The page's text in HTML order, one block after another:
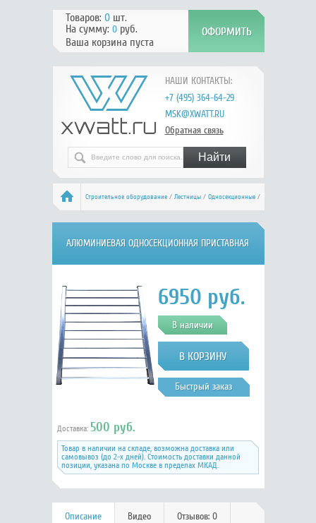
НАШИ КОНТАКТЫ:
+7 (495) 364-64-29
MSK@XWATT.RU
Обратная связь
Товаров: 0шт.
На сумму: 0руб.
Ваша корзина пуста
Строительное оборудование/ Лестницы/ Односекционные/
Алюмет НК1 5109
АЛЮМИНИЕВАЯ ОДНОСЕКЦИОННАЯ ПРИСТАВНАЯ
ЛЕСТНИЦА, ШИРОКАЯ СТУПЕНЬ. 1*9 АЛЮМЕТ НК1
5109
6950 руб.
В наличии
Быстрый заказ
Доставка: 500 руб.
Товар в наличии на складе, возможна доставка или
самовывоз (до 2-х дней). Стоимость доставки данной
позиции, указана по Москве в пределах МКАД.
Описание Видео Отзывов: 0